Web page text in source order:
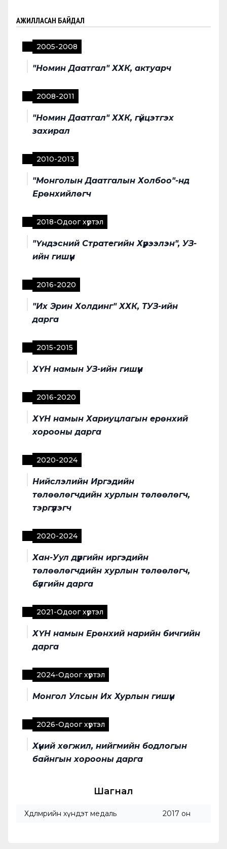
АЖИЛЛАСАН БАЙДАЛ
2005-2008
"Номин Даатгал" ХХК, актуарч
2008-2011
"Номин Даатгал" ХХК, гүйцэтгэх
захирал
2010-2013
"Монголын Даатгалын Холбоо"-нд
Ерөнхийлөгч
2018-Одоог хүртэл
"Үндэсний Стратегийн Хүрээлэн", УЗ-
ийн гишүүн
2016-2020
"Их Эрин Холдинг" ХХК, ТУЗ-ийн
дарга
2015-2015
ХҮН намын УЗ-ийн гишүүн
2016-2020
ХҮН намын Хариуцлагын ерөнхий
хорооны дарга
2020-2024
Нийслэлийн Иргэдийн
төлөөлөгчдийн хурлын төлөөлөгч,
тэргүүлэгч
2020-2024
Хан-Уул дүүргийн иргэдийн
төлөөлөгчдийн хурлын төлөөлөгч,
бүлгийн дарга
2021-Одоог хүртэл
ХҮН намын Ерөнхий нарийн бичгийн
дарга
2024-Одоог хүртэл
Монгол Улсын Их Хурлын гишүүн
2026-Одоог хүртэл
Хүний хөгжил, нийгмийн бодлогын
байнгын хорооны дарга
Шагнал
Хөдөлмөрийн хүндэт медаль 2017 он